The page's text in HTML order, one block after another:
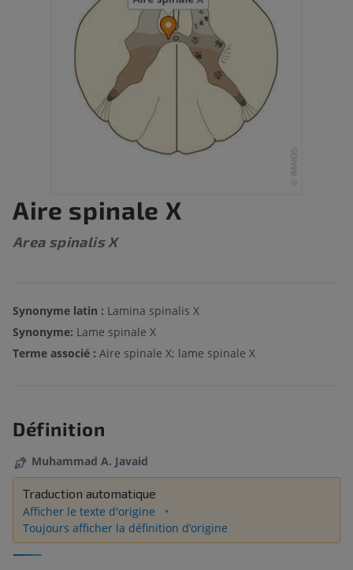
Aire spinale X
Area spinalis X
Synonyme latin : Lamina spinalis X
Synonyme: Lame spinale X
Terme associé : Aire spinale X; lame spinale X
Définition
Muhammad A. Javaid
Traduction automatique
Afficher le texte d'origine
Toujours afficher la définition d’origine